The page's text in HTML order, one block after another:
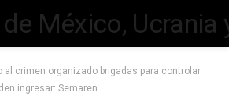
al crimen organizado brigadas para controlar
ingresar: Semaren